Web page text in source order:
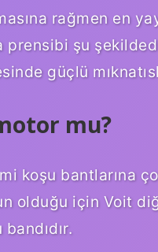
rağmen en
prensibi şu
güçlü
mu?
koşu bantlarına
olduğu için Voit